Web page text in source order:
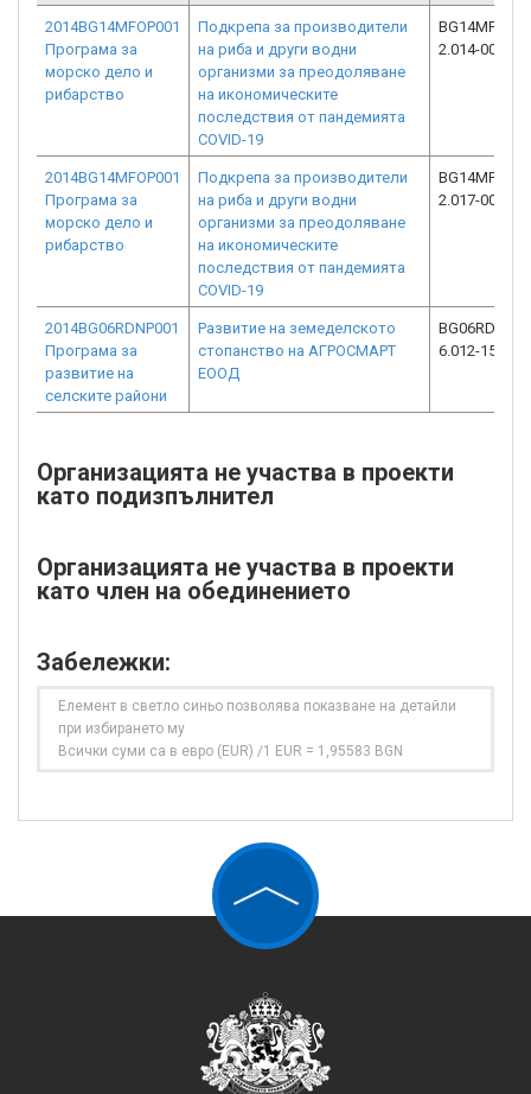
2014BG14MFOP001
Програма за
морско дело и
рибарство
Подкрепа за производители
на риба и други водни
организми за преодоляване
на икономическите
последствия от пандемията
COVID-19
2.014-0035-
2014BG14MFOP001
Програма за
морско дело и
рибарство
Подкрепа за производители
на риба и други водни
организми за преодоляване
на икономическите
последствия от пандемията
COVID-19
2.017-0026-
2014BG06RDNP001
Програма за
развитие на
селските райони
Развитие на земеделското
стопанство на АГРОСМАРТ
ЕООД
6.012-1525-
Организацията не участва в проекти
като подизпълнител
Организацията не участва в проекти
като член на обединението
Забележки:
Елемент в светло синьо позволява показване на детайли
при избирането му
Всички суми са в евро (EUR) /1 EUR = 1,95583 BGN